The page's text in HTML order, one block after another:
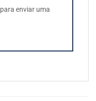
para enviar uma